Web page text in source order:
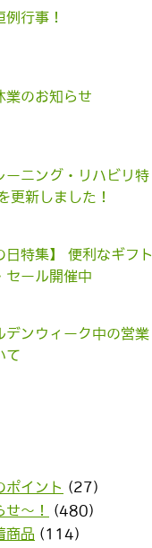
例行事！
業のお知らせ
ーニング・リハビリ特
更新しました！
日特集】 便利なギフト
セール開催中
デンウィーク中の営業
て
ポイント (27)
〜！
(480)
商品 (114)